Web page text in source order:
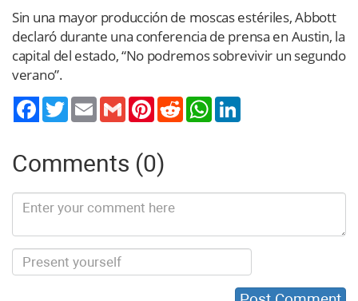
Sin una mayor producción de moscas estériles, Abbott
declaró durante una conferencia de prensa en Austin, la
capital del estado, “No podremos sobrevivir un segundo
verano”.
TwitterEmail Gmail PinterestReddit WhatsApp
Comments (0)